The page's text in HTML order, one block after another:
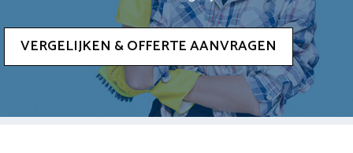
VERGELIJKEN & OFFERTE AANVRAGEN